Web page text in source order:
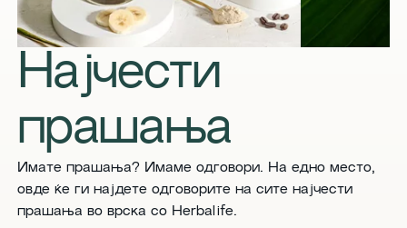
Најчести
прашања
Имате прашања? Имаме одговори. На едно место,
овде ќе ги најдете одговорите на сите најчести
прашања во врска со Herbalife.